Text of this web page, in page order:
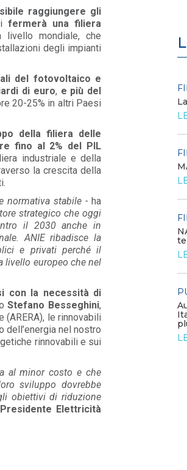
raggiungere gli
fermerà una filiera
livello mondiale, che
degli impianti
del fotovoltaico e
di euro, e più del
20-25% in altri Paesi
della filiera delle
fino al 2% del PIL
industriale e della
la crescita della
normativa stabile - ha
strategico che oggi
il 2030 anche in
ANIE ribadisce la
e privati perché il
livello europeo che nel
con la necessità di
Stefano Besseghini,
(ARERA), le rinnovabili
dell’energia nel nostro
rinnovabili e sui
al minor costo e che
sviluppo dovrebbe
obiettivi di riduzione
Elettricità
meccanismo di
della FCR
del Cod...
PIÙ
per
produzione ...
PIÙ
FORMAZIONE
annuale ATI 2026
PIÙ
procedura semplificata per le